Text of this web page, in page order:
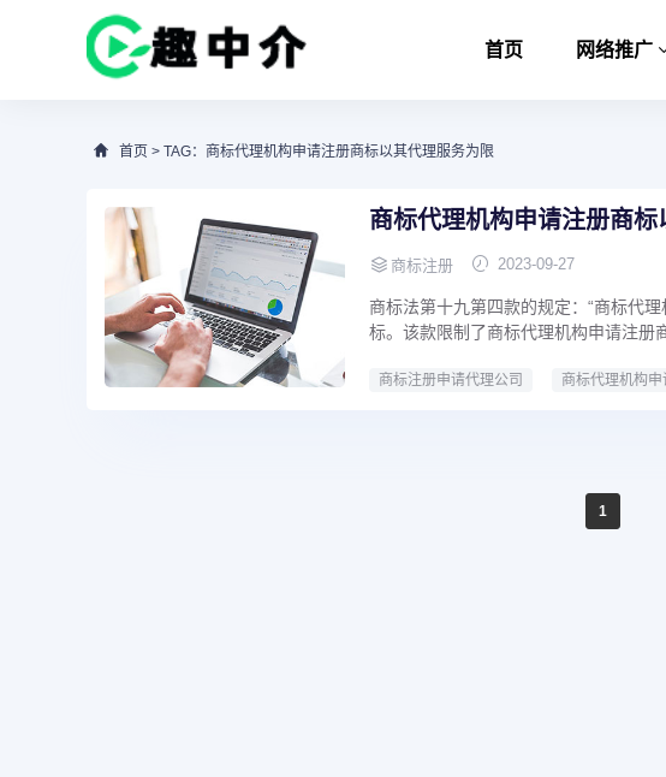
首页 网络推广
首页 > TAG：商标代理机构申请注册商标以其代理服务为限
商标代理机构申请注册商
商标注册 2023-09-27
商标法第十九第四款的规定：“商标代
标。该款限制了商标代理机构申请注册
商标注册申请代理公司 商标代理机构
1